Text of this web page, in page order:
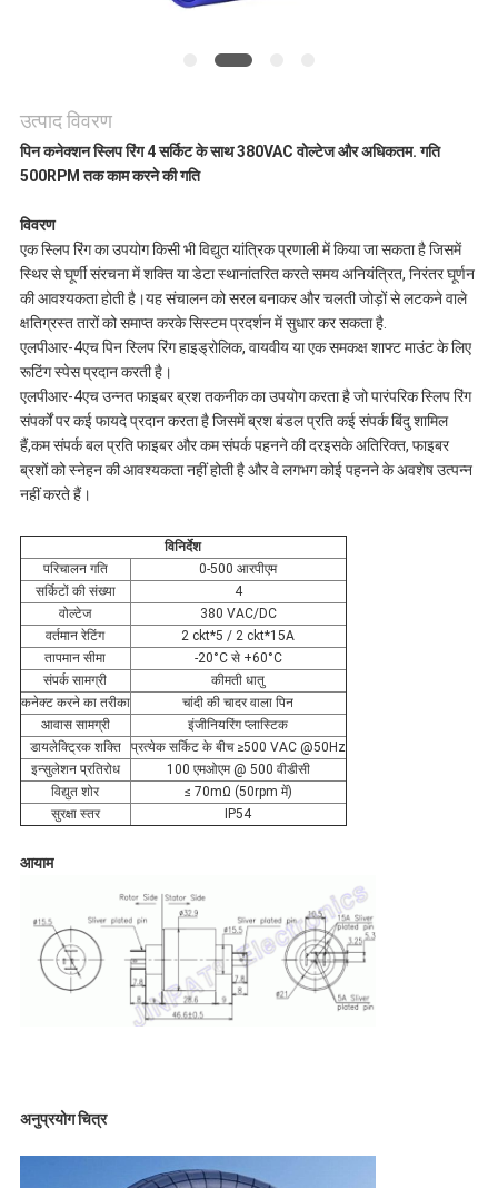
POLICY
उत्पाद विवरण
पिन कनेक्शन स्लिप रिंग 4 सर्किट के साथ 380VAC वोल्टेज और अधिकतम. गति
500RPM तक काम करने की गति
विवरण
एक स्लिप रिंग का उपयोग किसी भी विद्युत यांत्रिक प्रणाली में किया जा सकता है जिसमें
स्थिर से घूर्णी संरचना में शक्ति या डेटा स्थानांतरित करते समय अनियंत्रित, निरंतर घूर्णन
की आवश्यकता होती है।यह संचालन को सरल बनाकर और चलती जोड़ों से लटकने वाले
क्षतिग्रस्त तारों को समाप्त करके सिस्टम प्रदर्शन में सुधार कर सकता है.
एलपीआर-4एच पिन स्लिप रिंग हाइड्रोलिक, वायवीय या एक समकक्ष शाफ्ट माउंट के लिए
रूटिंग स्पेस प्रदान करती है।
एलपीआर-4एच उन्नत फाइबर ब्रश तकनीक का उपयोग करता है जो पारंपरिक स्लिप रिंग
संपर्कों पर कई फायदे प्रदान करता है जिसमें ब्रश बंडल प्रति कई संपर्क बिंदु शामिल
हैं,कम संपर्क बल प्रति फाइबर और कम संपर्क पहनने की दरइसके अतिरिक्त, फाइबर
ब्रशों को स्नेहन की आवश्यकता नहीं होती है और वे लगभग कोई पहनने के अवशेष उत्पन्न
नहीं करते हैं।
विनिर्देश
परिचालन गति
0-500 आरपीएम
सर्किटों की संख्या
4
वोल्टेज
380 VAC/DC
वर्तमान रेटिंग
2 ckt*5 / 2 ckt*15A
तापमान सीमा
-20°C से +60°C
संपर्क सामग्री
कीमती धातु
कनेक्ट करने का तरीका
चांदी की चादर वाला पिन
आवास सामग्री
इंजीनियरिंग प्लास्टिक
डायलेक्ट्रिक शक्ति
प्रत्येक सर्किट के बीच ≥500 VAC @50Hz
इन्सुलेशन प्रतिरोध
100 एमओएम @ 500 वीडीसी
विद्युत शोर
≤ 70mΩ (50rpm में)
सुरक्षा स्तर
IP54
आयाम
अनुप्रयोग चित्र